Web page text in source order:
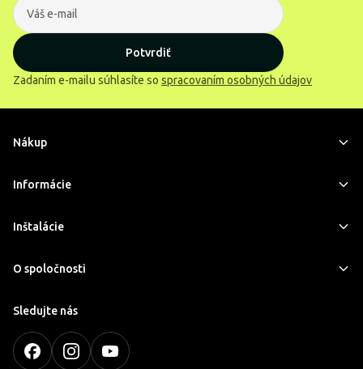
Potvrdiť
Zadaním e-mailu súhlasíte so spracovaním osobných údajov
Nákup
Informácie
Inštalácie
O spoločnosti
Sledujte nás